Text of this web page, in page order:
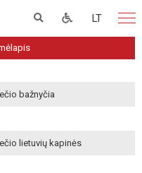
LT
bažnyčia
lietuvių kapinės